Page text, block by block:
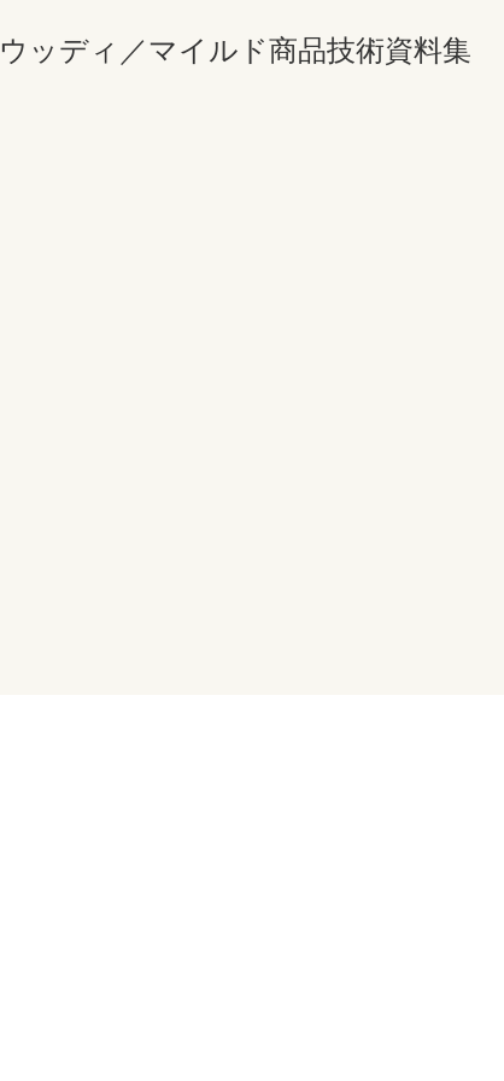
ッディ／マイルド商品技術資料集